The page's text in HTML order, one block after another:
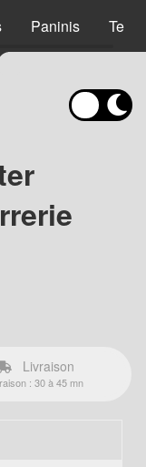
Paninis Tex
Livraison
: 30 à 45 mn